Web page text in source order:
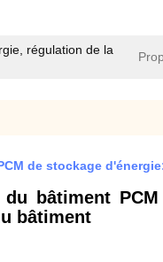
régulation de la
de stockage
du bâtiment
bâtiment